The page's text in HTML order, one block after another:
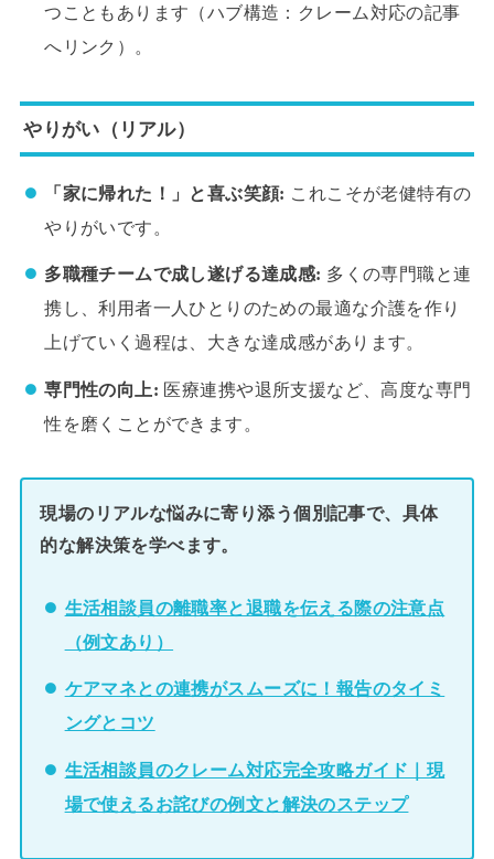
つこともあります（ハブ構造：クレーム対応の記事
へリンク）。
やりがい（リアル）
「家に帰れた！」と喜ぶ笑顔: これこそが老健特有の
やりがいです。
多職種チームで成し遂げる達成感: 多くの専門職と連
携し、利用者一人ひとりのための最適な介護を作り
上げていく過程は、大きな達成感があります。
専門性の向上: 医療連携や退所支援など、高度な専門
性を磨くことができます。
現場のリアルな悩みに寄り添う個別記事で、具体
的な解決策を学べます。
生活相談員の離職率と退職を伝える際の注意点
（例文あり）
ケアマネとの連携がスムーズに！報告のタイミ
ングとコツ
生活相談員のクレーム対応完全攻略ガイド｜現
場で使えるお詫びの例文と解決のステップ